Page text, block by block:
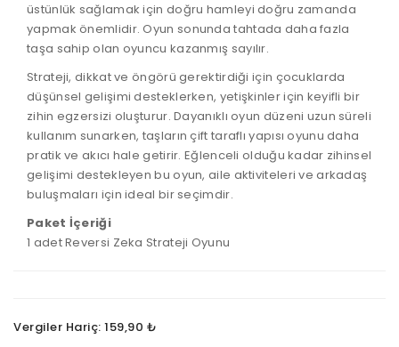
üstünlük sağlamak için doğru hamleyi doğru zamanda
yapmak önemlidir. Oyun sonunda tahtada daha fazla
taşa sahip olan oyuncu kazanmış sayılır.
Strateji, dikkat ve öngörü gerektirdiği için çocuklarda
düşünsel gelişimi desteklerken, yetişkinler için keyifli bir
zihin egzersizi oluşturur. Dayanıklı oyun düzeni uzun süreli
kullanım sunarken, taşların çift taraflı yapısı oyunu daha
pratik ve akıcı hale getirir. Eğlenceli olduğu kadar zihinsel
gelişimi destekleyen bu oyun, aile aktiviteleri ve arkadaş
buluşmaları için ideal bir seçimdir.
Paket İçeriği
1 adet Reversi Zeka Strateji Oyunu
Vergiler Hariç: 159,90 ₺